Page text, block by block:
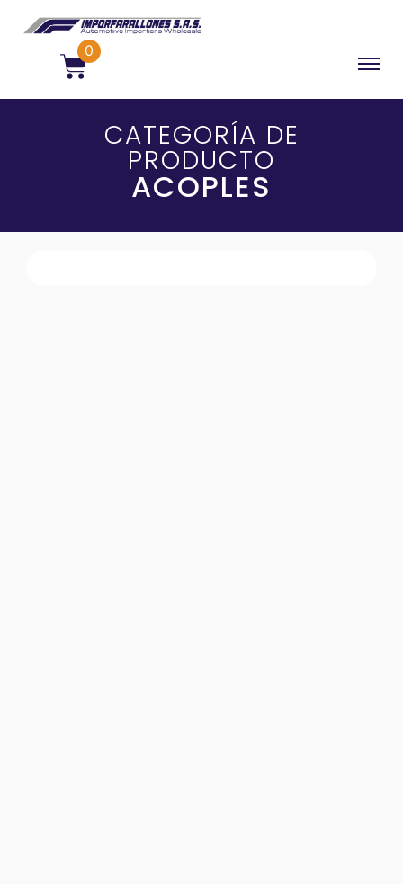
0
CATEGORÍA DE
PRODUCTO
ACOPLES